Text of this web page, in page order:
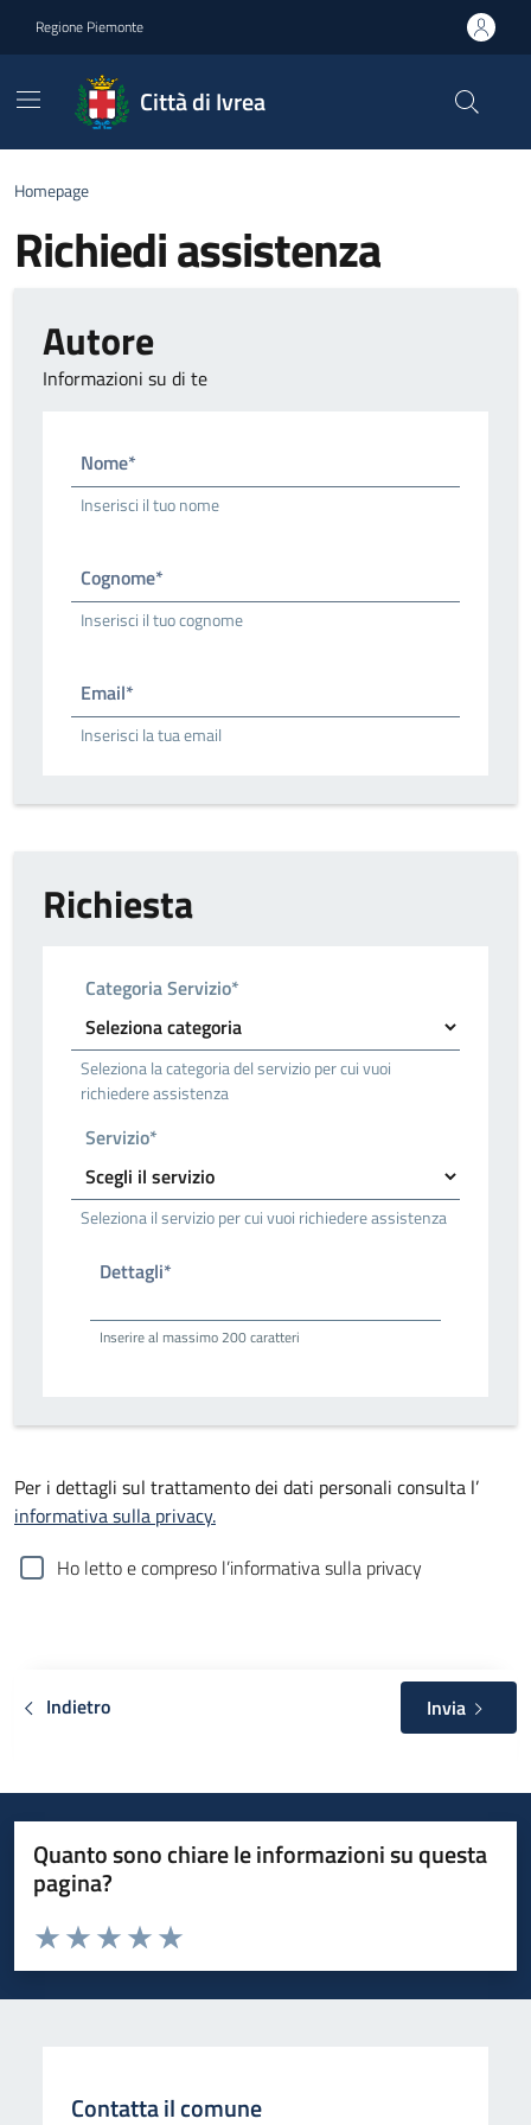
Regione Piemonte
Città di Ivrea
Homepage
Richiedi assistenza
Autore
Informazioni su di te
Nome*
Inserisci il tuo nome
Cognome*
Inserisci il tuo cognome
Email*
Inserisci la tua email
Richiesta
Categoria Servizio*
Seleziona la categoria del servizio per cui vuoi
richiedere assistenza
Servizio*
Seleziona il servizio per cui vuoi richiedere assistenza
Dettagli*
Inserire al massimo 200 caratteri
Per i dettagli sul trattamento dei dati personali consulta l’
informativa sulla privacy.
Ho letto e compreso l’informativa sulla privacy
Indietro Invia
Quanto sono chiare le informazioni su questa
pagina?
Valuta da 1 a 5 stelle la pagina
Valuta 5 stelle su 5
Valuta 4 stelle su 5
Valuta 3 stelle su 5
Valuta 2 stelle su 5
Valuta 1 stelle su 5
Contatta il comune